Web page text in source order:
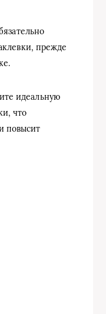
прежде
идеальную
что
повысит